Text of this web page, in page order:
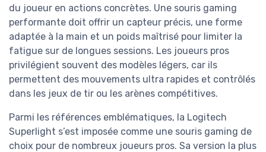
du joueur en actions concrètes. Une souris gaming
performante doit offrir un capteur précis, une forme
adaptée à la main et un poids maîtrisé pour limiter la
fatigue sur de longues sessions. Les joueurs pros
privilégient souvent des modèles légers, car ils
permettent des mouvements ultra rapides et contrôlés
dans les jeux de tir ou les arènes compétitives.
Parmi les références emblématiques, la Logitech
Superlight s’est imposée comme une souris gaming de
choix pour de nombreux joueurs pros. Sa version la plus